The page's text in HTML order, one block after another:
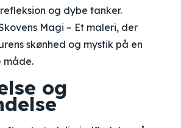
og dybe tanker.
Magi – Et maleri, der
skønhed og mystik på en
måde.
og